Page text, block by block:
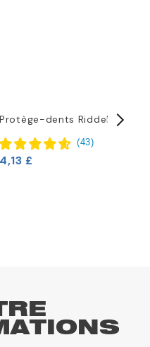
Protège-dents Riddell
(43)
4,13 £